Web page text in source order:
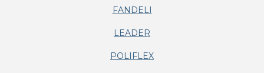
FANDELI
LEADER
POLIFLEX